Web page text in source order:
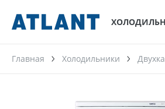
Главная Холодильники